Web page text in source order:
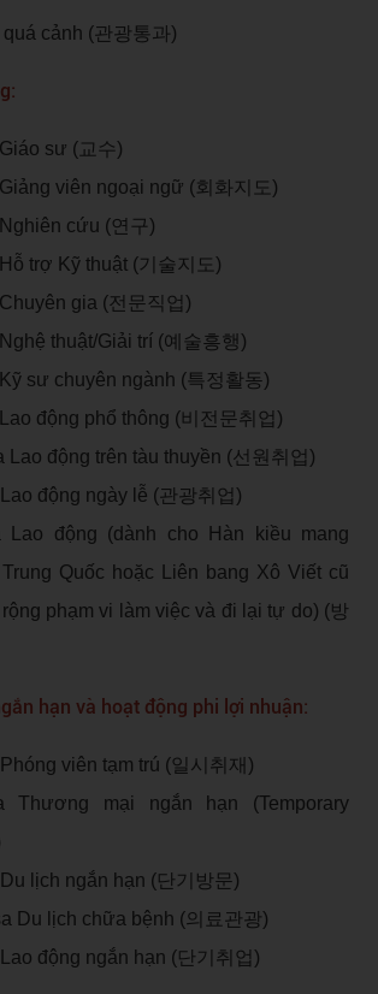
quá cảnh (관광통과)
sư (교수)
viên ngoại ngữ (회화지도)
cứu (연구)
trợ Kỹ thuật (기술지도)
gia (전문직업)
thuật/Giải trí (예술흥행)
sư chuyên ngành (특정활동)
động phổ thông (비전문취업)
Lao động trên tàu thuyền (선원취업)
động ngày lễ (관광취업)
Lao động (dành cho Hàn kiều mang
Quốc hoặc Liên bang Xô Viết cũ
phạm vi làm việc và đi lại tự do) (방
hạn và hoạt động phi lợi nhuận:
viên tạm trú (일시취재)
Thương mại ngắn hạn (Temporary
lịch ngắn hạn (단기방문)
Du lịch chữa bệnh (의료관광)
động ngắn hạn (단기취업)